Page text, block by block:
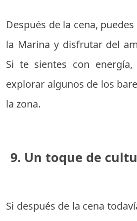
Después de la cena,
la Marina y disfrutar del
Si te sientes con energía,
explorar algunos de los
la zona.
9. Un toque de
Si después de la cena